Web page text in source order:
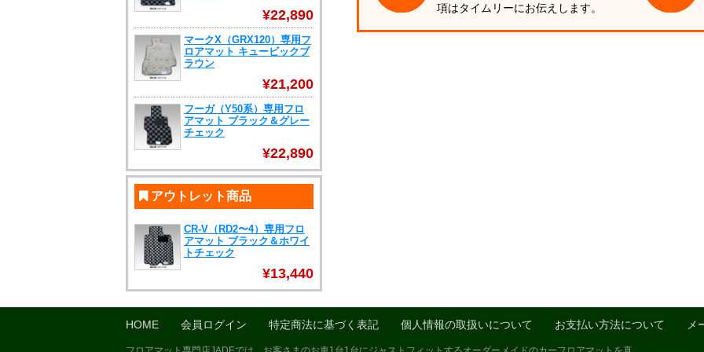
項はタイムリーにお伝えします。
¥22,890
マークX（GRX120）専用フ
ロアマット キュービックブ
ラウン
¥21,200
フーガ（Y50系）専用フロ
アマット ブラック＆グレー
チェック
¥22,890
アウトレット商品
CR-V（RD2〜4）専用フロ
アマット ブラック＆ホワイ
トチェック
¥13,440
HOME 会員ログイン 特定商法に基づく表記 個人情報の取扱いについて お支払い方法について メ